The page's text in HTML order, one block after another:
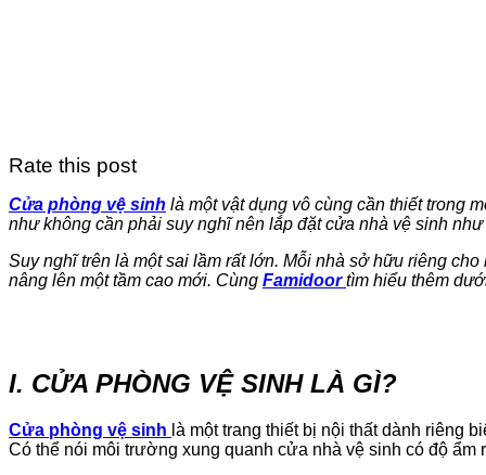
Rate this post
Cửa phòng vệ sinh là một vật dụng vô cùng cần thiết trong
như không cần phải suy nghĩ nên lắp đặt cửa nhà vệ sinh như
Suy nghĩ trên là một sai lầm rất lớn. Mỗi nhà sở hữu riêng cho
nâng lên một tầm cao mới. Cùng Famidoor tìm hiểu thêm
I. CỬA PHÒNG VỆ SINH LÀ GÌ?
Cửa phòng vệ sinh là một trang thiết bị nội thất dành riêng
Có thể nói môi trường xung quanh cửa nhà vệ sinh có độ ẩm